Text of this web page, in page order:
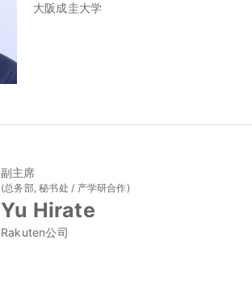
大阪成圭大学
副主席
(总务部, 秘书处 / 产学研合作)
Yu Hirate
Rakuten公司